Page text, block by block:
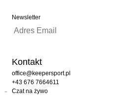
Newsletter
Kontakt
office@keepersport.pl
+43 676 7664611
Czat na żywo